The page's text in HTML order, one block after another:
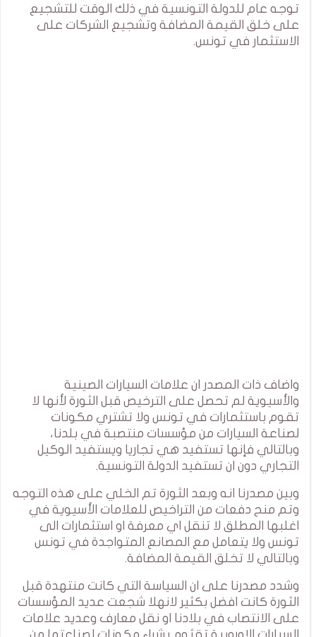
توجه عام للدولة التونسية في ذلك الوقت للتشجيع
على خلق القيمة المضافة وتشجيع الشركات على
الاستثمار في تونس.
واضاف ذات المصدر ان علامات السيارات الصينية
والأسيوية لم تحصل على الترخيص قبل الثورة لأنها لا
تقوم باستثمارات في تونس ولا تشتري مكونات
لصناعة السيارات من مؤسسات منتصبة في بلدنا،
وبالتالي فإنها تستفيد هي تجاريا ويستفيد الوكيل
التجاري دون ان تستفيد الدولة التونسية.
وبين مصدرنا انه وبعد الثورة تم الخلي على هذه التوجه
وتم منح دفعات من التراخيص للعلامات الأسيوية في
اغلبها المطلق لا تنقل اي معرفة او استثمارات الى
تونس ولا يتعامل مع المصانع المتواجدة في تونس
وبالتالي لا تخلق القيمة المضافة.
وشدد مصدرنا على ان السياسة التي كانت منتهدة قبل
الثورة كانت افضل بكثير لانهلا شجعت عديد المؤسسات
على الانتصاب في بلادنا او نقل معارف وعديد علامات